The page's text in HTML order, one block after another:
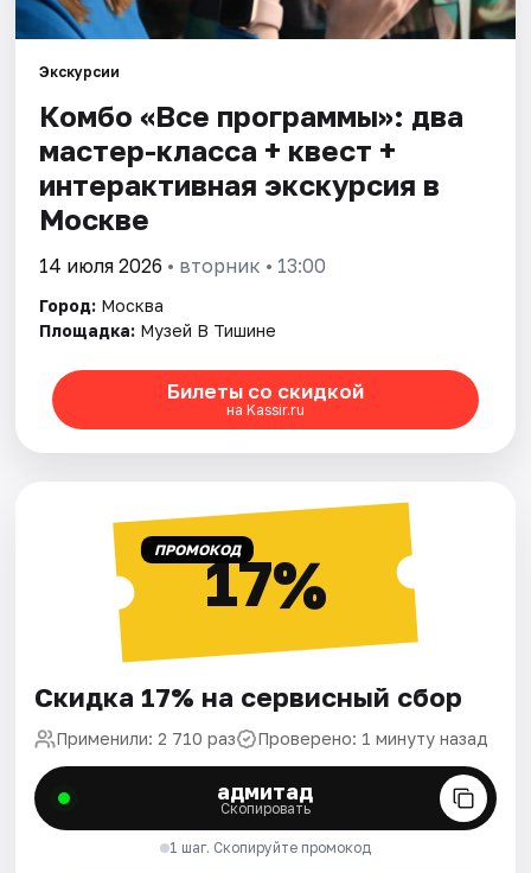
События
Города
Площадки
Артисты
Рейтинги
Экскурсии
Комбо «Все программы»: два
мастер-класса + квест +
интерактивная экскурсия в
Москве
14 июля 2026 • вторник • 13:00
Город: Москва
Площадка: Музей В Тишине
Билеты со скидкой
на Kassir.ru
ПРОМОКОД17%
Скидка 17% на сервисный сбор
Применили: 2 710 раз Проверено: 1 минуту назад
адмитад
Скопировать
1 шаг. Скопируйте промокод